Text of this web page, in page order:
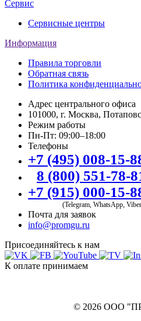
Сервис
Сервисные центры
Информация
Правила торговли
Обратная связь
Политика
Адрес центрального офиса
101000, г. Москва,
Режим работы
Пн-Пт: 09:00–18:00
Телефоны
+7 (495) 008-15-
8 (800) 551-78-
+7 (915) 000-15-
(Telegram, WhatsApp,
Почта для заявок
info@promgu.ru
Присоединяйтесь к нам
К оплате принимаем
© 2026 ООО